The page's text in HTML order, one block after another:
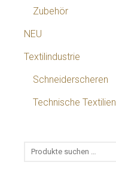
Zubehör
NEU
Textilindustrie
Schneiderscheren
Technische Textilien